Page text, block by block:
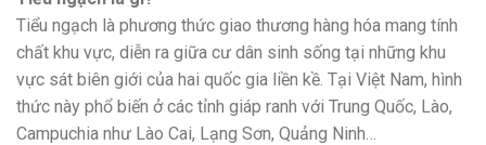
Tiểu ngạch là phương thức giao thương hàng hóa mang tính
chất khu vực, diễn ra giữa cư dân sinh sống tại những khu
vực sát biên giới của hai quốc gia liền kề. Tại Việt Nam, hình
thức này phổ biến ở các tỉnh giáp ranh với Trung Quốc, Lào,
Campuchia như Lào Cai, Lạng Sơn, Quảng Ninh…